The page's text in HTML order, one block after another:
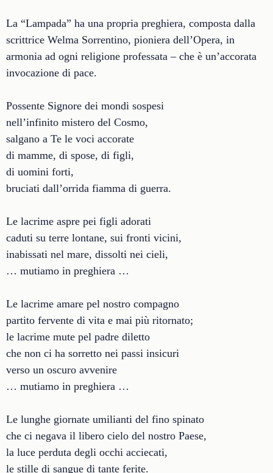
La “Lampada” ha una propria preghiera, composta dalla
scrittrice Welma Sorrentino, pioniera dell’Opera, in
armonia ad ogni religione professata – che è un’accorata
invocazione di pace.
Possente Signore dei mondi sospesi
nell’infinito mistero del Cosmo,
salgano a Te le voci accorate
di mamme, di spose, di figli,
di uomini forti,
bruciati dall’orrida fiamma di guerra.
Le lacrime aspre pei figli adorati
caduti su terre lontane, sui fronti vicini,
inabissati nel mare, dissolti nei cieli,
… mutiamo in preghiera …
Le lacrime amare pel nostro compagno
partito fervente di vita e mai più ritornato;
le lacrime mute pel padre diletto
che non ci ha sorretto nei passi insicuri
verso un oscuro avvenire
… mutiamo in preghiera …
Le lunghe giornate umilianti del fino spinato
che ci negava il libero cielo del nostro Paese,
la luce perduta degli occhi acciecati,
le stille di sangue di tante ferite.